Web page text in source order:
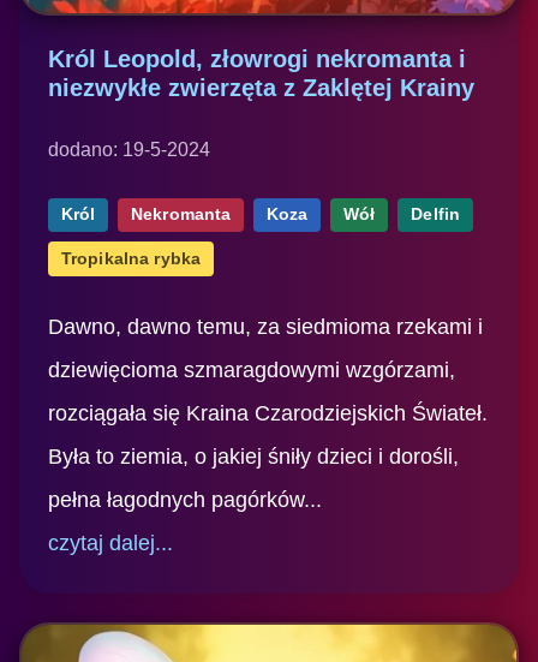
Król Leopold, złowrogi nekromanta i
niezwykłe zwierzęta z Zaklętej Krainy
dodano: 19-5-2024
Król Nekromanta Koza Wół Delfin
Tropikalna rybka
Dawno, dawno temu, za siedmioma rzekami i
dziewięcioma szmaragdowymi wzgórzami,
rozciągała się Kraina Czarodziejskich Świateł.
Była to ziemia, o jakiej śniły dzieci i dorośli,
pełna łagodnych pagórków...
czytaj dalej...